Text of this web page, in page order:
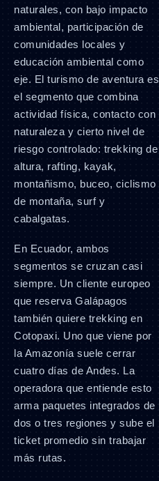
naturales, con bajo impacto
ambiental, participación de
comunidades locales y
educación ambiental como
eje. El turismo de aventura es
el segmento que combina
actividad física, contacto con
naturaleza y cierto nivel de
riesgo controlado: trekking de
altura, rafting, kayak,
montañismo, buceo, ciclismo
de montaña, surf y
cabalgatas.
En Ecuador, ambos
segmentos se cruzan casi
siempre. Un cliente europeo
que reserva Galápagos
también quiere trekking en
Cotopaxi. Uno que viene por
la Amazonía suele cerrar
cuatro días de Andes. La
operadora que entiende esto
arma paquetes integrados de
dos o tres regiones y sube el
ticket promedio sin trabajar
más rutas.